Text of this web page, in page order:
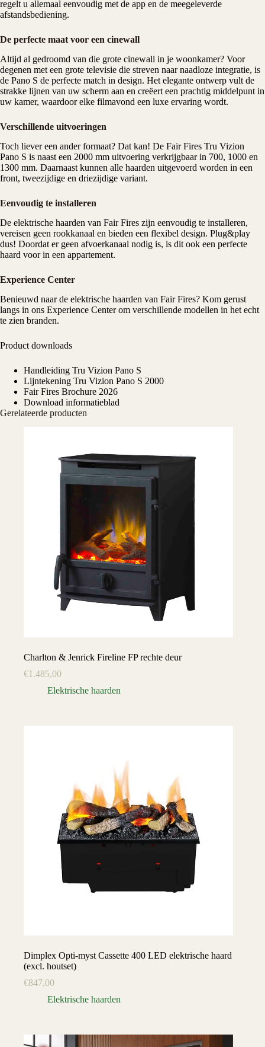
regelt u allemaal eenvoudig met de app en de meegeleverde
afstandsbediening.
De perfecte maat voor een cinewall
Altijd al gedroomd van die grote cinewall in je woonkamer? Voor
degenen met een grote televisie die streven naar naadloze integratie, is
de Pano S de perfecte match in design. Het elegante ontwerp vult de
strakke lijnen van uw scherm aan en creëert een prachtig middelpunt in
uw kamer, waardoor elke filmavond een luxe ervaring wordt.
Verschillende uitvoeringen
Toch liever een ander formaat? Dat kan! De Fair Fires Tru Vizion
Pano S is naast een 2000 mm uitvoering verkrijgbaar in 700, 1000 en
1300 mm. Daarnaast kunnen alle haarden uitgevoerd worden in een
front, tweezijdige en driezijdige variant.
Eenvoudig te installeren
De elektrische haarden van Fair Fires zijn eenvoudig te installeren,
vereisen geen rookkanaal en bieden een flexibel design. Plug&play
dus! Doordat er geen afvoerkanaal nodig is, is dit ook een perfecte
haard voor in een appartement.
Experience Center
Benieuwd naar de elektrische haarden van Fair Fires? Kom gerust
langs in ons Experience Centerom verschillende modellen in het echt
te zien branden.
Product downloads
Handleiding Tru Vizion Pano S
Lijntekening Tru Vizion Pano S 2000
Fair Fires Brochure 2026
Download informatieblad
Gerelateerde producten
Charlton & Jenrick Fireline FP rechte deur
€1.485,00
Elektrische haarden
Dimplex Opti-myst Cassette 400 LED elektrische haard
(excl. houtset)
€847,00
Elektrische haarden